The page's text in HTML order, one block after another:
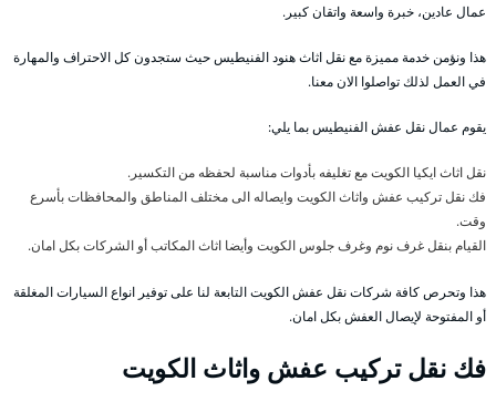
عمال عادين، خبرة واسعة واتقان كبير.
هذا ونؤمن خدمة مميزة مع نقل اثاث هنود الفنيطيس حيث ستجدون كل الاحتراف والمهارة
في العمل لذلك تواصلوا الان معنا.
يقوم عمال نقل عفش الفنيطيس بما يلي:
نقل اثاث ايكيا الكويت مع تغليفه بأدوات مناسبة لحفظه من التكسير.
فك نقل تركيب عفش واثاث الكويت وايصاله الى مختلف المناطق والمحافظات بأسرع
وقت.
القيام بنقل غرف نوم وغرف جلوس الكويت وأيضا اثاث المكاتب أو الشركات بكل امان.
هذا وتحرص كافة شركات نقل عفش الكويت التابعة لنا على توفير انواع السيارات المغلقة
أو المفتوحة لإيصال العفش بكل امان.
فك نقل تركيب عفش واثاث الكويت